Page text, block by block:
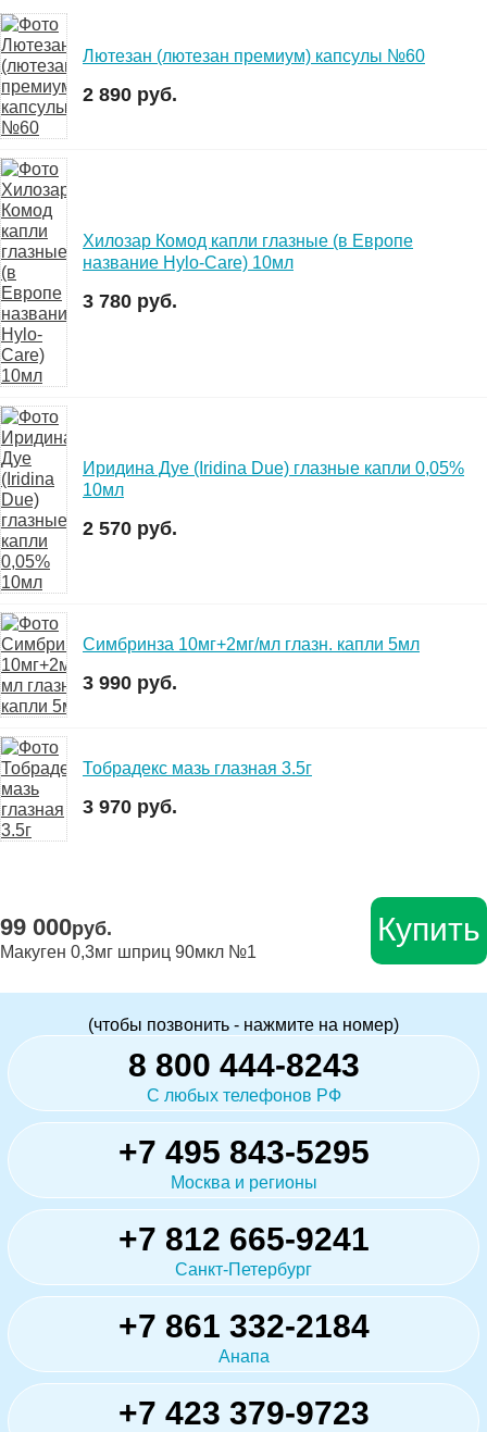
Лютезан (лютезан премиум) капсулы №60
2 890 руб.
Хилозар Комод капли глазные (в Европе
название Hylo-Care) 10мл
3 780 руб.
Иридина Дуе (Iridina Due) глазные капли 0,05%
10мл
2 570 руб.
Симбринза 10мг+2мг/мл глазн. капли 5мл
3 990 руб.
Тобрадекс мазь глазная 3.5г
3 970 руб.
99 000руб.
Макуген 0,3мг шприц 90мкл №1
Купить
(чтобы позвонить - нажмите на номер)
8 800 444-8243
С любых телефонов РФ
+7 495 843-5295
Москва и регионы
+7 812 665-9241
Санкт-Петербург
+7 861 332-2184
Анапа
+7 423 379-9723